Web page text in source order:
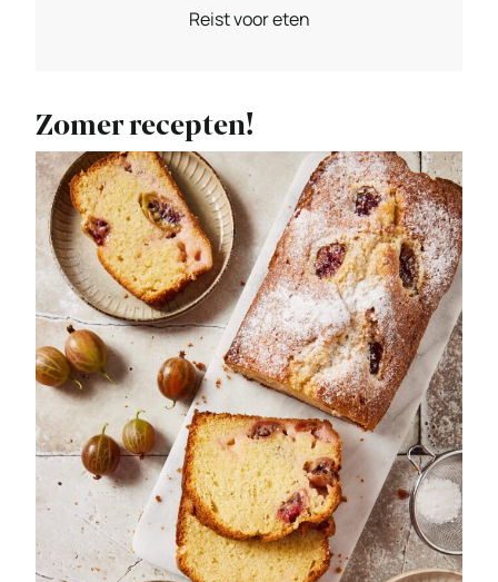
Reist voor eten
Zomer recepten!